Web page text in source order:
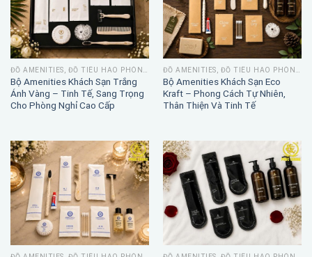
Bộ Amenities Khách Sạn Trắng
Ánh Vàng – Tinh Tế, Sang Trọng
Cho Phòng Nghỉ Cao Cấp
Bộ Amenities Khách Sạn Eco
Kraft – Phong Cách Tự Nhiên,
Thân Thiện Và Tinh Tế